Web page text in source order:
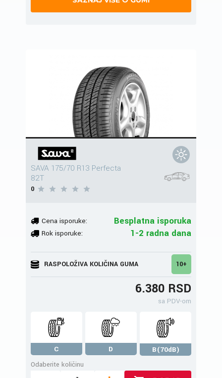
SAVA 175/70 R13 Perfecta
82T
0
Cena isporuke: Besplatna isporuka
Rok isporuke: 1-2 radna dana
RASPOLOŽIVA KOLIČINA GUMA 10+
6.380 RSD
sa PDV-om
C D
B(70dB)
Odaberite količinu